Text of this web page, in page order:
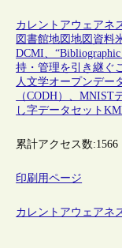
カレントアウェアネ
図書館地図地図資料
DCMI、
持・管理を引き継ぐ
人文学オープンデー
（CODH）、
し字データセット
累計アクセス数:1566
印刷用ページ
カレントアウェアネ